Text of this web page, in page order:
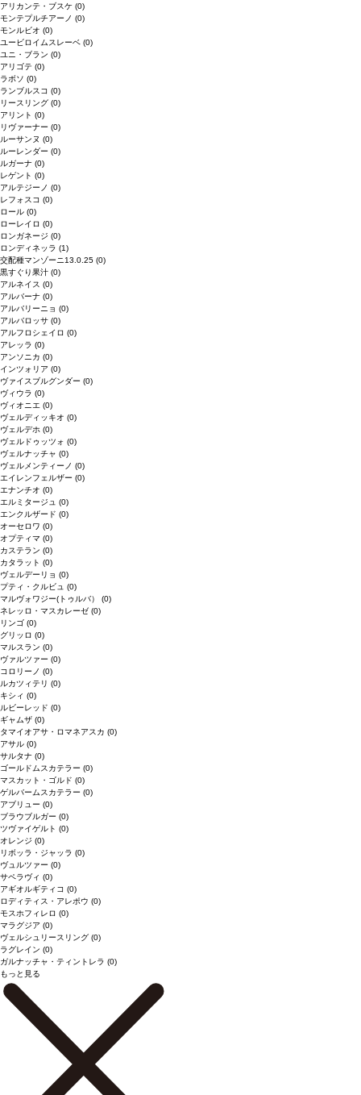
アリカンテ・ブスケ (0)
モンテプルチアーノ (0)
モンルビオ (0)
ユービロイムスレーベ (0)
ユニ・ブラン (0)
アリゴテ (0)
ラボソ (0)
ランブルスコ (0)
リースリング (0)
アリント (0)
リヴァーナー (0)
ルーサンヌ (0)
ルーレンダー (0)
ルガーナ (0)
レゲント (0)
アルテジーノ (0)
レフォスコ (0)
ロール (0)
ローレイロ (0)
ロンガネージ (0)
ロンディネッラ (1)
交配種マンゾーニ13.0.25 (0)
黒すぐり果汁 (0)
アルネイス (0)
アルバーナ (0)
アルバリーニョ (0)
アルバロッサ (0)
アルフロシェイロ (0)
アレッラ (0)
アンソニカ (0)
インツォリア (0)
ヴァイスブルグンダー (0)
ヴィウラ (0)
ヴィオニエ (0)
ヴェルディッキオ (0)
ヴェルデホ (0)
ヴェルドゥッツォ (0)
ヴェルナッチャ (0)
ヴェルメンティーノ (0)
エイレンフェルザー (0)
エナンチオ (0)
エルミタージュ (0)
エンクルザード (0)
オーセロワ (0)
オプティマ (0)
カステラン (0)
カタラット (0)
ヴェルデーリョ (0)
プティ・クルビュ (0)
マルヴォワジー(トゥルバ） (0)
ネレッロ・マスカレーゼ (0)
リンゴ (0)
グリッロ (0)
マルスラン (0)
ヴァルツァー (0)
コロリーノ (0)
ルカツィテリ (0)
キシィ (0)
ルビーレッド (0)
ギャムザ (0)
タマイオアサ・ロマネアスカ (0)
アサル (0)
サルタナ (0)
ゴールドムスカテラー (0)
マスカット・ゴルド (0)
ゲルバームスカテラー (0)
アブリュー (0)
ブラウブルガー (0)
ツヴァイゲルト (0)
オレンジ (0)
リボッラ・ジャッラ (0)
ヴュルツァー (0)
サペラヴィ (0)
アギオルギティコ (0)
ロディティス・アレポウ (0)
モスホフィレロ (0)
マラグジア (0)
ヴェルシュリースリング (0)
ラグレイン (0)
ガルナッチャ・ティントレラ (0)
もっと見る